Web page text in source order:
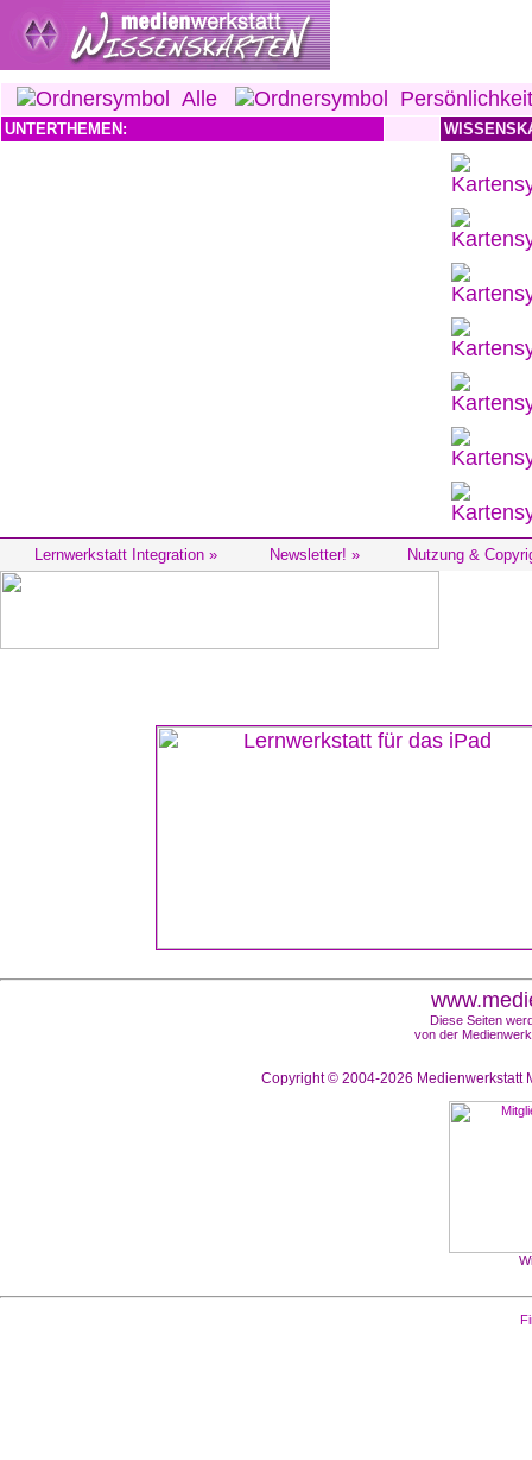
Alle
UNTERTHEMEN:
Lernwerkstatt Integration » Newsletter! » Nutzung &
Diese Seiten
von der
Copyright © 2004-2026 Medienwerkstatt